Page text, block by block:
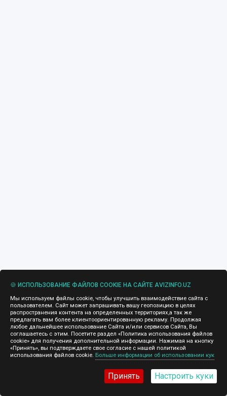
🍪 ИСПОЛЬЗОВАНИЕ ФАЙЛОВ COOKIE НА САЙТЕ AVIZINFO.UZ
Мы используем файлы cookie, чтобы улучшить взаимодействие сайта с
пользователем. Сайт может запрашивать вашу геопозицию в целях
распространения контента на определенных территориях,а так же
предлагать вам более клиентоориентированную рекламу. Продолжая
любое дальнейшее использование Сайта и/или сервисов Сайта, Вы
соглашаетесь с этим. Посетите раздел «Политика использования файлов
cookie» для получения дополнительной информации. Нажимая на кнопку
«Принять», вы подтверждаете свое согласие с нашей политикой
использования файлов cookie. Больше информации об использовании кук
Принять Настроить куки